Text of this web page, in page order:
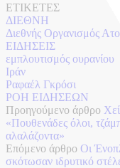
ΕΤΙΚΕΤΕΣ
ΔΙΕΘΝΗ
Διεθνής Οργανισμός
ΕΙΔΗΣΕΙΣ
εμπλουτισμός ουρανίου
Ιράν
Ραφαέλ Γκρόσι
ΡΟΗ ΕΙΔΗΣΕΩΝ
Προηγούμενο άρθρο
«Πουθενάδες όλοι,
αλαλάζοντα»
Επόμενο άρθρο Οι
σκότωσαν ιδρυτικό